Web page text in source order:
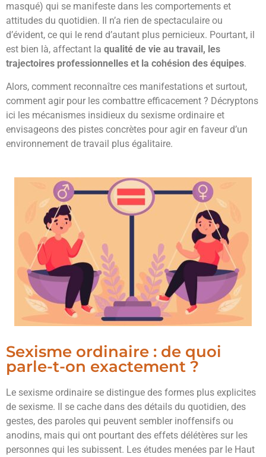
masqué) qui se manifeste dans les comportements et
attitudes du quotidien. Il n’a rien de spectaculaire ou
d’évident, ce qui le rend d’autant plus pernicieux. Pourtant, il
est bien là, affectant la qualité de vie au travail, les
trajectoires professionnelles et la cohésion des équipes.
Alors, comment reconnaître ces manifestations et surtout,
comment agir pour les combattre efficacement ? Décryptons
ici les mécanismes insidieux du sexisme ordinaire et
envisageons des pistes concrètes pour agir en faveur d’un
environnement de travail plus égalitaire.
Sexisme ordinaire : de quoi
parle-t-on exactement ?
Le sexisme ordinaire se distingue des formes plus explicites
de sexisme. Il se cache dans des détails du quotidien, des
gestes, des paroles qui peuvent sembler inoffensifs ou
anodins, mais qui ont pourtant des effets délétères sur les
personnes qui les subissent. Les études menées par le Haut